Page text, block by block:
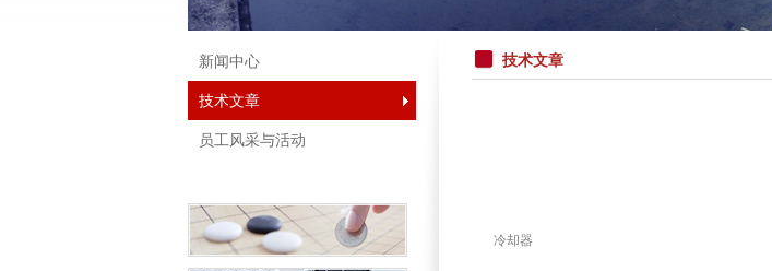
新闻中心
技术文章
员工风采与活动
技术文章
冷却器